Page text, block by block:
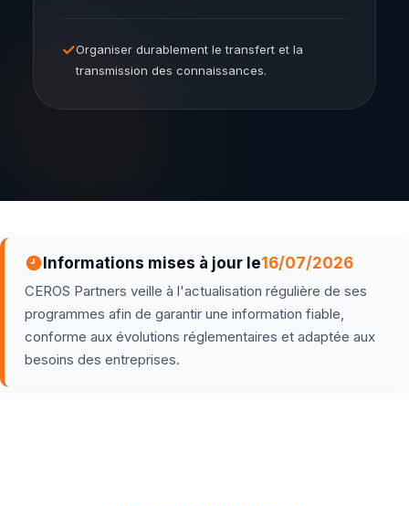
✓Organiser durablement le transfert et la
transmission des connaissances.
Informations mises à jour le16/07/2026
CEROS Partners veille à l'actualisation régulière de ses
programmes afin de garantir une information fiable,
conforme aux évolutions réglementaires et adaptée aux
besoins des entreprises.